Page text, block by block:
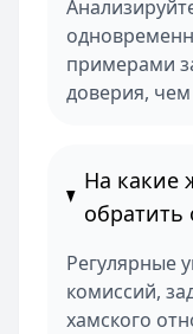
примерами
доверия,
На какие
обратить
Регулярные
комиссий,
хамского